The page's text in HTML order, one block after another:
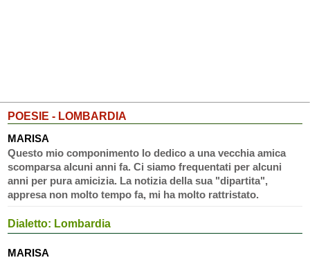
POESIE - LOMBARDIA
MARISA
Questo mio componimento lo dedico a una vecchia amica
scomparsa alcuni anni fa. Ci siamo frequentati per alcuni
anni per pura amicizia. La notizia della sua "dipartita",
appresa non molto tempo fa, mi ha molto rattristato.
Dialetto: Lombardia
MARISA